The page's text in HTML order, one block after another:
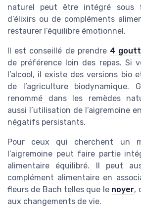
naturel peut être intégré sous
d’élixirs ou de compléments
restaurer l’équilibre émotionnel.
Il est conseillé de prendre 4
de préférence loin des repas. Si
l’alcool, il existe des versions bio
de l’agriculture biodynamique.
renommé dans les remèdes
aussi l’utilisation de l’aigremoine
négatifs persistants.
Pour ceux qui cherchent un
l’aigremoine peut faire partie
alimentaire équilibré. Il peut
complément alimentaire en
fleurs de Bach telles que le noyer,
aux changements de vie.